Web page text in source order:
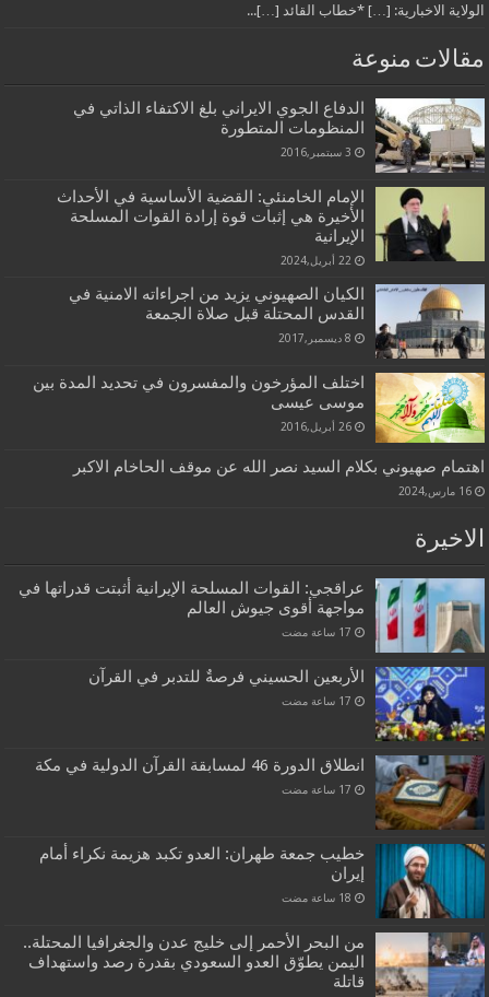
الولاية الاخبارية: […] *خطاب القائد […]...
مقالات منوعة
الدفاع الجوي الايراني بلغ الاكتفاء الذاتي في
المنظومات المتطورة
3 سبتمبر,2016
الإمام الخامنئي: القضية الأساسية في الأحداث
الأخيرة هي إثبات قوة إرادة القوات المسلحة
الإيرانية
22 أبريل,2024
الكيان الصهيوني يزيد من اجراءاته الامنية في
القدس المحتلة قبل صلاة الجمعة
8 ديسمبر,2017
اختلف المؤرخون والمفسرون في تحديد المدة بين
موسى عيسى
26 أبريل,2016
اهتمام صهيوني بكلام السيد نصر الله عن موقف الحاخام الاكبر
16 مارس,2024
الاخيرة
عراقجي: القوات المسلحة الإيرانية أثبتت قدراتها في
مواجهة أقوى جيوش العالم
الأربعين الحسيني فرصةٌ للتدبر في القرآن
انطلاق الدورة 46 لمسابقة القرآن الدولية في مكة
خطيب جمعة طهران: العدو تكبد هزيمة نكراء أمام
إيران
من البحر الأحمر إلى خليج عدن والجغرافيا المحتلة..
اليمن يطوّق العدو السعودي بقدرة رصد واستهداف
قاتلة